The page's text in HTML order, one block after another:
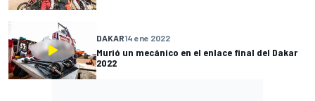
DAKAR14 ene 2022
Murió un mecánico en el enlace final del Dakar
2022